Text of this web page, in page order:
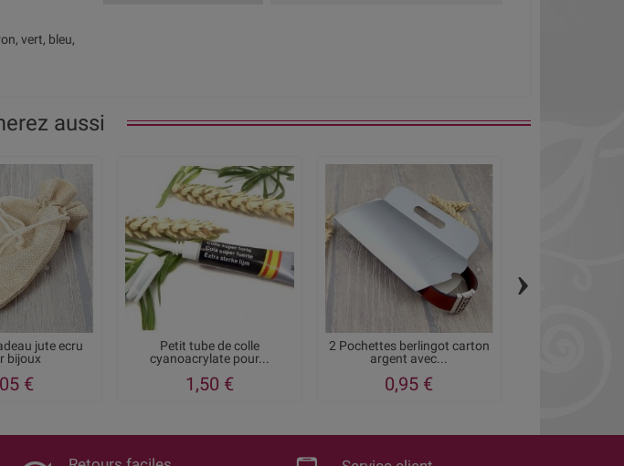
vert, bleu,
aussi
jute ecru
bijoux
€
Petit tube de colle
cyanoacrylate pour...
1,50 €
2 Pochettes berlingot carton
argent avec...
0,95 €
›